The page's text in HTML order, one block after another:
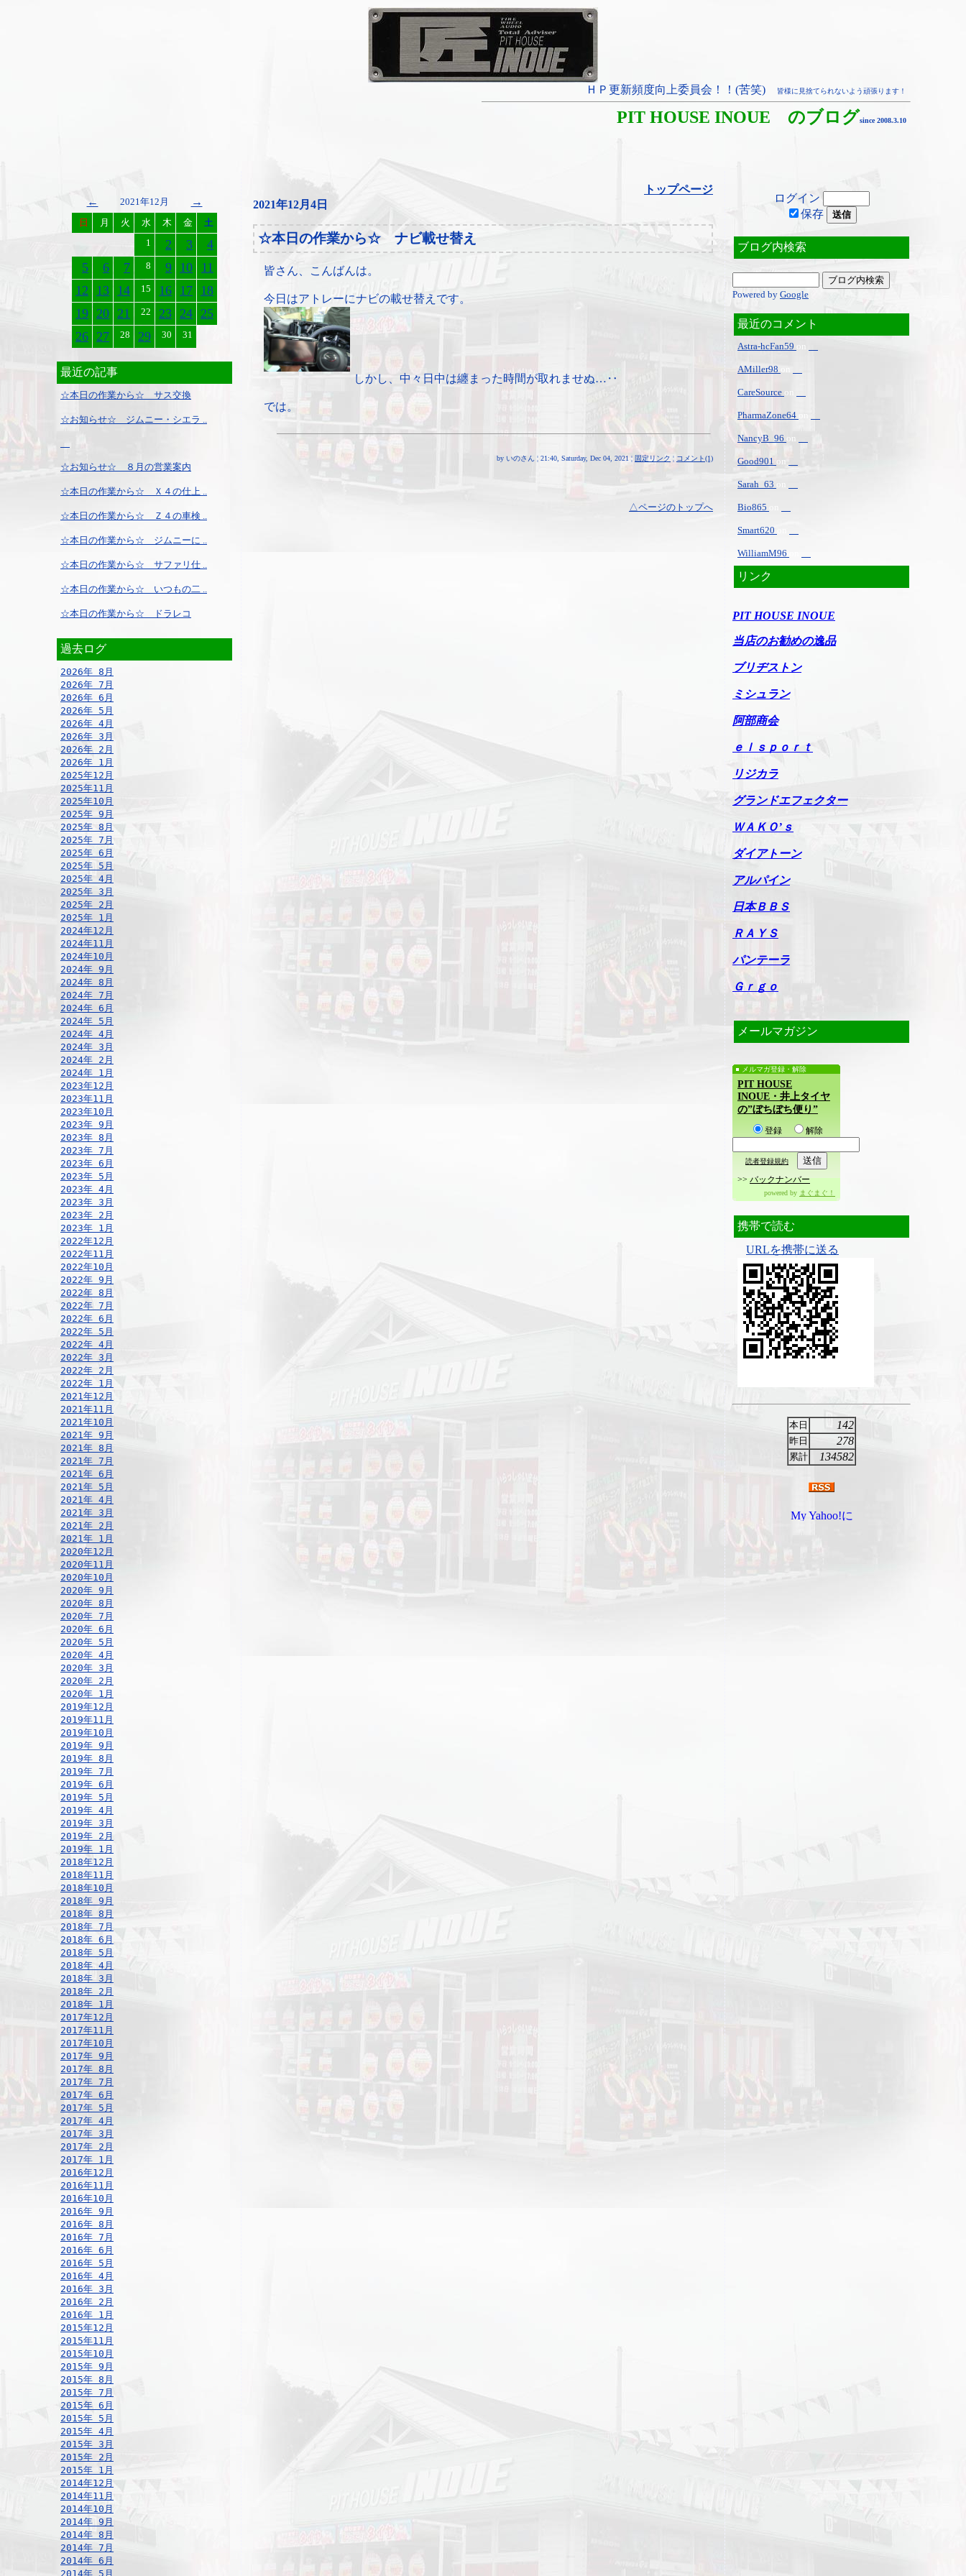
ＨＰ更新頻度向上委員会！！(苦笑) 皆様に見捨てられないよう頑張ります！
PIT HOUSE INOUE のブログsince 2008.3.10
← 2021年12月 →
日 月 火 水 木 金
土
1
2 3
4
5
6 7 8 9 10
11
12
13 14 15 16 17 18
19 20 21 22 23 24 25
26 27 28 29 30 31
最近の記事
☆本日の作業から☆ サス交換
☆お知らせ☆ ジムニー・シエラ ..
☆お知らせ☆ ８月の営業案内
☆本日の作業から☆ Ｘ４の仕上 ..
☆本日の作業から☆ Ｚ４の車検 ..
☆本日の作業から☆ ジムニーに ..
☆本日の作業から☆ サファリ仕 ..
☆本日の作業から☆ いつもの二 ..
☆本日の作業から☆ ドラレコ
過去ログ
2026年 8月
2026年 7月
2026年 6月
2026年 5月
2026年 4月
2026年 3月
2026年 2月
2026年 1月
2025年12月
2025年11月
2025年10月
2025年 9月
2025年 8月
2025年 7月
2025年 6月
2025年 5月
2025年 4月
2025年 3月
2025年 2月
2025年 1月
2024年12月
2024年11月
2024年10月
2024年 9月
2024年 8月
2024年 7月
2024年 6月
2024年 5月
2024年 4月
2024年 3月
2024年 2月
2024年 1月
2023年12月
2023年11月
2023年10月
2023年 9月
2023年 8月
2023年 7月
2023年 6月
2023年 5月
2023年 4月
2023年 3月
2023年 2月
2023年 1月
2022年12月
2022年11月
2022年10月
2022年 9月
2022年 8月
2022年 7月
2022年 6月
2022年 5月
2022年 4月
2022年 3月
2022年 2月
2022年 1月
2021年12月
2021年11月
2021年10月
2021年 9月
2021年 8月
2021年 7月
2021年 6月
2021年 5月
2021年 4月
2021年 3月
2021年 2月
2021年 1月
2020年12月
2020年11月
2020年10月
2020年 9月
2020年 8月
2020年 7月
2020年 6月
2020年 5月
2020年 4月
2020年 3月
2020年 2月
2020年 1月
2019年12月
2019年11月
2019年10月
2019年 9月
2019年 8月
2019年 7月
2019年 6月
2019年 5月
2019年 4月
2019年 3月
2019年 2月
2019年 1月
2018年12月
2018年11月
2018年10月
2018年 9月
2018年 8月
2018年 7月
2018年 6月
2018年 5月
2018年 4月
2018年 3月
2018年 2月
2018年 1月
2017年12月
2017年11月
2017年10月
2017年 9月
2017年 8月
2017年 7月
2017年 6月
2017年 5月
2017年 4月
2017年 3月
2017年 2月
2017年 1月
2016年12月
2016年11月
2016年10月
2016年 9月
2016年 8月
2016年 7月
2016年 6月
2016年 5月
2016年 4月
2016年 3月
2016年 2月
2016年 1月
2015年12月
2015年11月
2015年10月
2015年 9月
2015年 8月
2015年 7月
2015年 6月
2015年 5月
2015年 4月
2015年 3月
2015年 2月
2015年 1月
2014年12月
2014年11月
2014年10月
2014年 9月
2014年 8月
2014年 7月
2014年 6月
2014年 5月
トップページ
2021年12月4日
☆本日の作業から☆ ナビ載せ替え
皆さん、こんばんは。
今日はアトレーにナビの載せ替えです。
しかし、中々日中は纏まった時間が取れませぬ…‥
では。
by いのさん ¦ 21:40, Saturday, Dec 04, 2021 ¦ 固定リンク ¦ コメント(1)
△ページのトップへ
ログイン
保存
ブログ内検索
Powered by Google
最近のコメント
Astra-hcFan59 on
AMiller98 on
CareSource on
PharmaZone64 on
NancyB_96 on
Good901 on
Sarah_63 on
Bio865
Smart620
WilliamM96
リンク
PIT HOUSE INOUE
当店のお勧めの逸品
ブリヂストン
ミシュラン
阿部商会
ｅｌｓｐｏｒｔ
リジカラ
グランドエフェクター
ＷＡＫＯ’ｓ
ダイアトーン
アルパイン
日本ＢＢＳ
ＲＡＹＳ
パンテーラ
Ｇｒｇｏ
メールマガジン
メルマガ登録・解除
PIT HOUSE
INOUE・井上タイヤ
の”ぼちぼち便り”
登録 解除
読者登録規約
>> バックナンバー
powered by まぐまぐ！
携帯で読む
URLを携帯に送る
本日 142
昨日 278
累計 134582